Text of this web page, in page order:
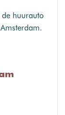
huurauto